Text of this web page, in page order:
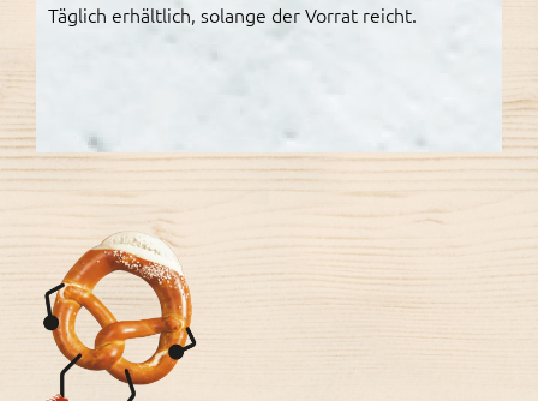
Täglich erhältlich, solange der Vorrat reicht.